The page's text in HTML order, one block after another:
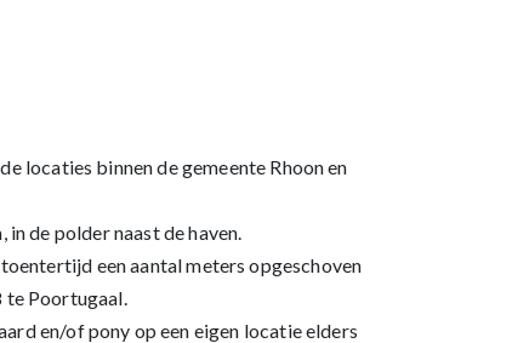
locaties binnen de gemeente Rhoon en
de polder naast de haven.
een aantal meters opgeschoven
Poortugaal.
en/of pony op een eigen locatie elders